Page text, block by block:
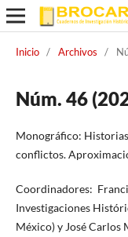
Inicio / Archivos /
Núm. 46
Monográfico:
conflictos.
Coordinadores:
Investigaciones
México) y José Carlos